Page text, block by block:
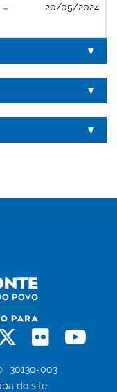
20/05/2024
X Flickr
| 30130-003
do site